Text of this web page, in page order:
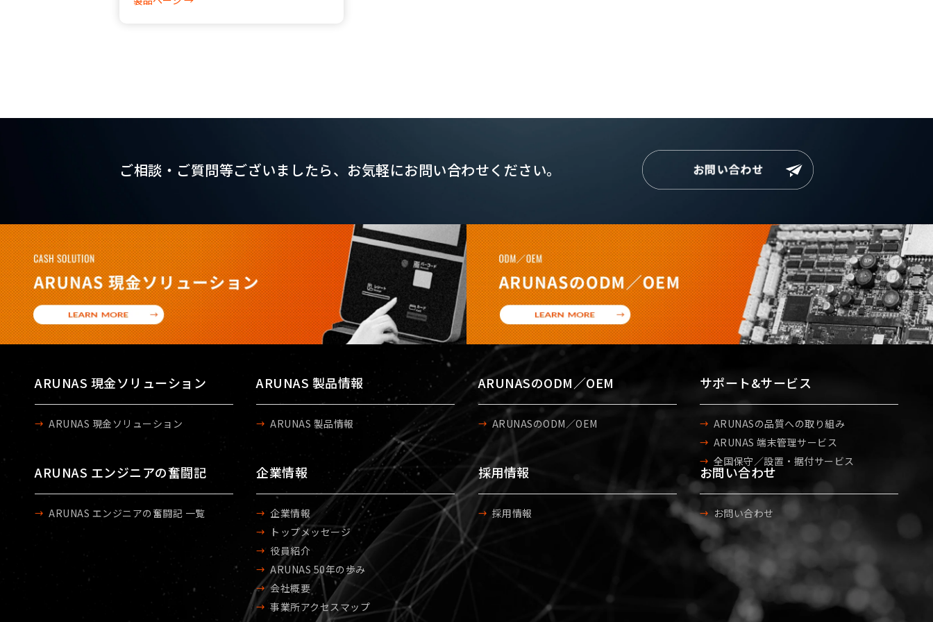
ご相談・ご質問等ございましたら、 お気軽にお問い合わせください。
ARUNAS 現金ソリューション
ARUNAS 現金ソリューション
ARUNAS 製品情報
ARUNAS 製品情報
ARUNASのODM／OEM
ARUNASのODM／OEM
サポート&サービス
ARUNASの品質への取り組み
ARUNAS 端末管理サービス
全国保守／設置・据付サービス
ARUNAS エンジニアの奮闘記
ARUNAS エンジニアの奮闘記 一覧
企業情報
企業情報
トップメッセージ
役員紹介
ARUNAS 50年の歩み
会社概要
事業所アクセスマップ
採用情報
採用情報
お問い合わせ
お問い合わせ